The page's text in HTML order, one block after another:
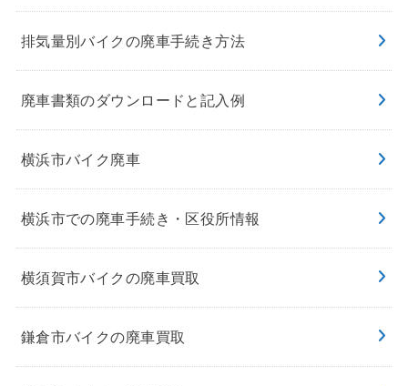
排気量別バイクの廃車手続き方法
廃車書類のダウンロードと記入例
横浜市バイク廃車
横浜市での廃車手続き・区役所情報
横須賀市バイクの廃車買取
鎌倉市バイクの廃車買取